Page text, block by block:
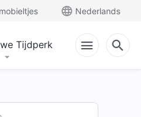
Nederlands
Tijdperk
van Zijn werk’
van Christus ‘Hoe
te kennen
van Christus ‘Hoe